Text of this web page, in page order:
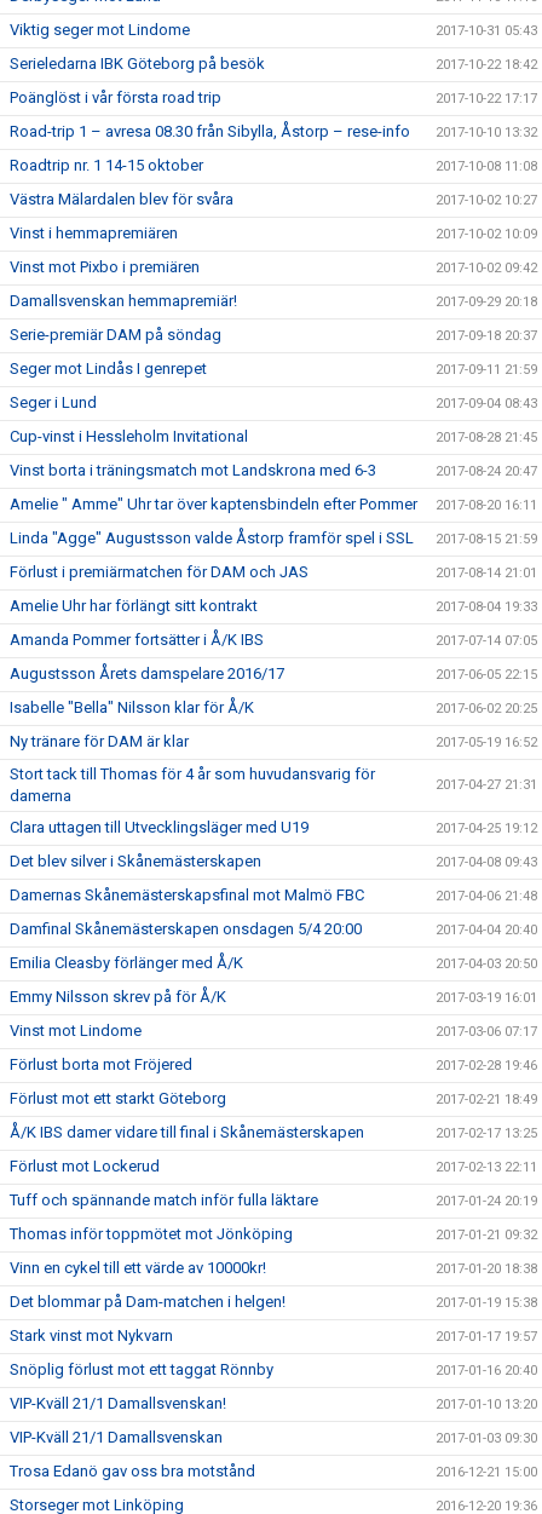
Viktig seger mot Lindome 2017-10-31 05:43
Serieledarna IBK Göteborg på besök 2017-10-22 18:42
Poänglöst i vår första road trip 2017-10-22 17:17
Road-trip 1 – avresa 08.30 från Sibylla, Åstorp – rese-info 2017-10-10 13:32
Roadtrip nr. 1 14-15 oktober 2017-10-08 11:08
Västra Mälardalen blev för svåra 2017-10-02 10:27
Vinst i hemmapremiären 2017-10-02 10:09
Vinst mot Pixbo i premiären 2017-10-02 09:42
Damallsvenskan hemmapremiär! 2017-09-29 20:18
Serie-premiär DAM på söndag 2017-09-18 20:37
Seger mot Lindås I genrepet 2017-09-11 21:59
Seger i Lund 2017-09-04 08:43
Cup-vinst i Hessleholm Invitational 2017-08-28 21:45
Vinst borta i träningsmatch mot Landskrona med 6-3 2017-08-24 20:47
Amelie " Amme" Uhr tar över kaptensbindeln efter Pommer 2017-08-20 16:11
Linda "Agge" Augustsson valde Åstorp framför spel i SSL 2017-08-15 21:59
Förlust i premiärmatchen för DAM och JAS 2017-08-14 21:01
Amelie Uhr har förlängt sitt kontrakt 2017-08-04 19:33
Amanda Pommer fortsätter i Å/K IBS 2017-07-14 07:05
Augustsson Årets damspelare 2016/17 2017-06-05 22:15
Isabelle "Bella" Nilsson klar för Å/K 2017-06-02 20:25
Ny tränare för DAM är klar 2017-05-19 16:52
Stort tack till Thomas för 4 år som huvudansvarig för
damerna
2017-04-27 21:31
Clara uttagen till Utvecklingsläger med U19 2017-04-25 19:12
Det blev silver i Skånemästerskapen 2017-04-08 09:43
Damernas Skånemästerskapsfinal mot Malmö FBC 2017-04-06 21:48
Damfinal Skånemästerskapen onsdagen 5/4 20:00 2017-04-04 20:40
Emilia Cleasby förlänger med Å/K 2017-04-03 20:50
Emmy Nilsson skrev på för Å/K 2017-03-19 16:01
Vinst mot Lindome 2017-03-06 07:17
Förlust borta mot Fröjered 2017-02-28 19:46
Förlust mot ett starkt Göteborg 2017-02-21 18:49
Å/K IBS damer vidare till final i Skånemästerskapen 2017-02-17 13:25
Förlust mot Lockerud 2017-02-13 22:11
Tuff och spännande match inför fulla läktare 2017-01-24 20:19
Thomas inför toppmötet mot Jönköping 2017-01-21 09:32
Vinn en cykel till ett värde av 10000kr! 2017-01-20 18:38
Det blommar på Dam-matchen i helgen! 2017-01-19 15:38
Stark vinst mot Nykvarn 2017-01-17 19:57
Snöplig förlust mot ett taggat Rönnby 2017-01-16 20:40
VIP-Kväll 21/1 Damallsvenskan! 2017-01-10 13:20
VIP-Kväll 21/1 Damallsvenskan 2017-01-03 09:30
Trosa Edanö gav oss bra motstånd 2016-12-21 15:00
Storseger mot Linköping 2016-12-20 19:36